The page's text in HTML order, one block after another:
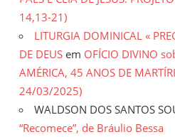
14,13-21)
LITURGIA DOMINICAL «
DE DEUS em OFÍCIO DIVINO
AMÉRICA, 45 ANOS DE
24/03/2025)
WALDSON DOS SANTOS
“Recomece”, de Bráulio Bessa